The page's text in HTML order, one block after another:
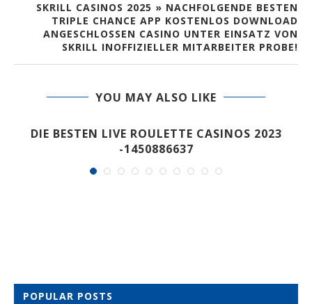
SKRILL CASINOS 2025 » NACHFOLGENDE BESTEN
TRIPLE CHANCE APP KOSTENLOS DOWNLOAD
ANGESCHLOSSEN CASINO UNTER EINSATZ VON
SKRILL INOFFIZIELLER MITARBEITER PROBE!
YOU MAY ALSO LIKE
DIE BESTEN LIVE ROULETTE CASINOS 2023
-1450886637
POPULAR POSTS